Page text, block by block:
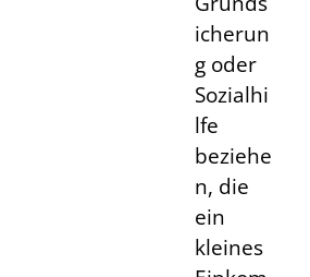
icherun
g oder
Sozialhi
lfe
beziehe
n, die
ein
kleines